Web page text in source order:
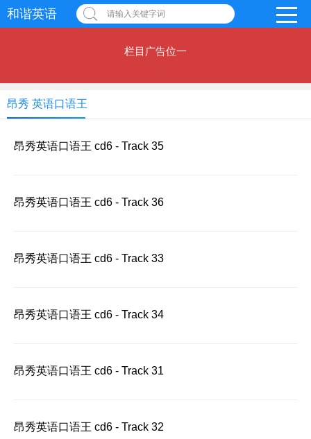
和谐英语 请输入关键字词
栏目广告位一
昂秀 英语口语王
昂秀英语口语王 cd6 - Track 35
昂秀英语口语王 cd6 - Track 36
昂秀英语口语王 cd6 - Track 33
昂秀英语口语王 cd6 - Track 34
昂秀英语口语王 cd6 - Track 31
昂秀英语口语王 cd6 - Track 32